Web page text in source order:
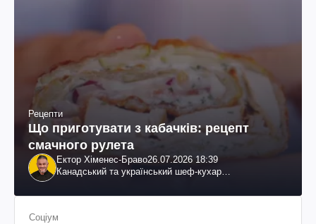
Рецепти
Що приготувати з кабачків: рецепт
смачного рулета
Ектор Хіменес-Браво26.07.2026 18:39
Канадський та український шеф-кухар
Соціум